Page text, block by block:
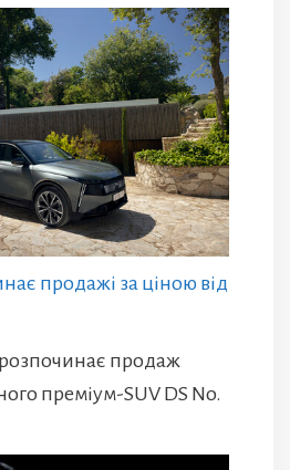
продажі за ціною від
продаж
преміум-SUV DS No.